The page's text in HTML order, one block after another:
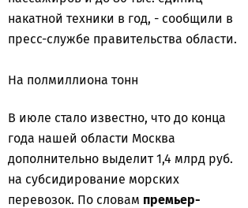
накатной техники в год, - сообщили в
пресс-службе правительства области.
На полмиллиона тонн
В июле стало известно, что до конца
года нашей области Москва
дополнительно выделит 1,4 млрд руб.
на субсидирование морских
перевозок. По словам премьер-